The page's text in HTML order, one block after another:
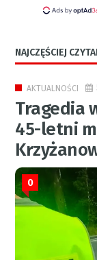
NAJCZĘŚCIEJ
AKTUALNOŚCI
Tragedia
45-letni
0